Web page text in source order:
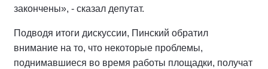
закончены», - сказал депутат.
Подводя итоги дискуссии, Пинский обратил
внимание на то, что некоторые проблемы,
поднимавшиеся во время работы площадки, получат